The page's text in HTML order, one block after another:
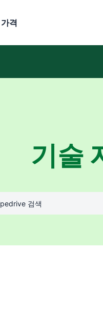
가격
기술